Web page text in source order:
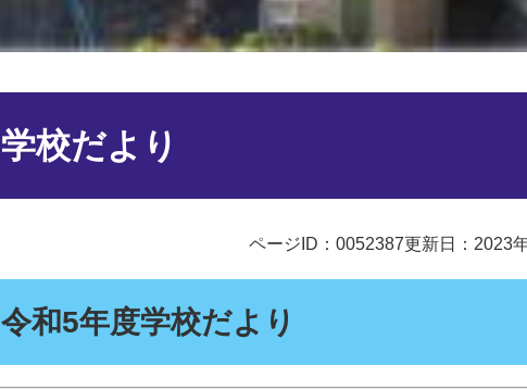
学校だより
ページID：0052387更新日：2023
令和5年度学校だより